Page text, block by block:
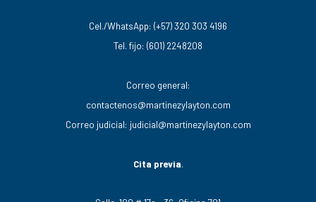
Cel./WhatsApp: (+57) 320 303 4196
Tel. fijo: (601) 2248208
Correo general:
contactenos@martinezylayton.com
Correo judicial: judicial@martinezylayton.com
Cita previa.